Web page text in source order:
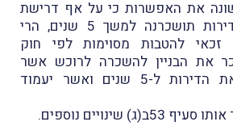
את האפשרות כי על אף דרישת
חוק העידוד כי הדירות תושכרנה למשך 5 שנים, הרי
זכאי להטבות מסוימות לפי חוק
את הבניין להשכרה לרוכש אשר
מתחייב להשכיר את הדירות ל-5 שנים ואשר יעמוד
שינויים נוספים.